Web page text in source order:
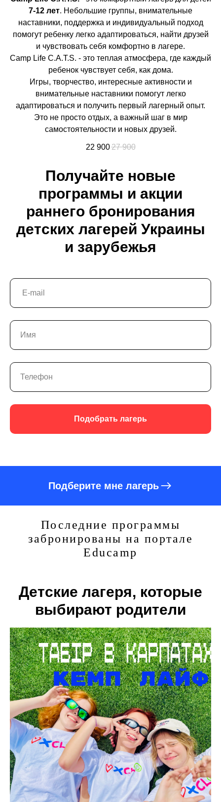
7-12 лет. Небольшие группы, внимательные
наставники, поддержка и индивидуальный подход
помогут ребенку легко адаптироваться, найти друзей
и чувствовать себя комфортно в лагере.
Camp Life C.A.T.S. - это теплая атмосфера, где каждый
ребенок чувствует себя, как дома.
Игры, творчество, интересные активности и
внимательные наставники помогут легко
адаптироваться и получить первый лагерный опыт.
Это не просто отдых, а важный шаг в мир
самостоятельности и новых друзей.
22 90027 900
Получайте новые
программы и акции
раннего бронирования
детских лагерей Украины
и зарубежья
Подобрать лагерь
Подберите мне лагерь
Последние программы
забронированы на портале
Educamp
Детские лагеря, которые
выбирают родители